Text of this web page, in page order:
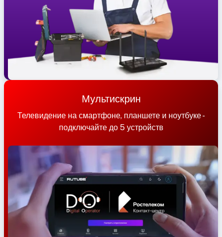
Мультискрин
Телевидение на смартфоне, планшете и ноутбуке -
подключайте до 5 устройств